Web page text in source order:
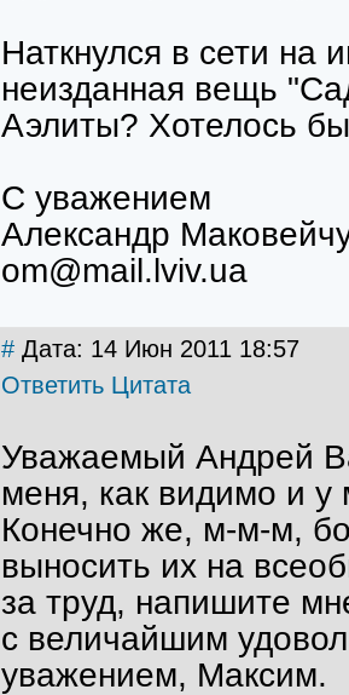
Наткнулся в сети на
неизданная вещь
Аэлиты? Хотелось
С уважением
Александр
om@mail.lviv.ua
# Дата: 14 Июн 2011 18:57
Ответить Цитата
Уважаемый Андрей
меня, как видимо и у
Конечно же, м-м-м,
выносить их на
за труд, напишите
с величайшим
уважением, Максим.